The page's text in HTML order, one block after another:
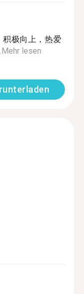
极向上，热爱
Mehr lesen